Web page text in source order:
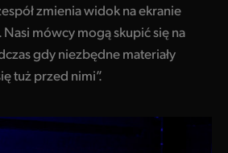
zmienia widok na ekranie
mówcy mogą skupić się na
gdy niezbędne materiały
tuż przed nimi”.